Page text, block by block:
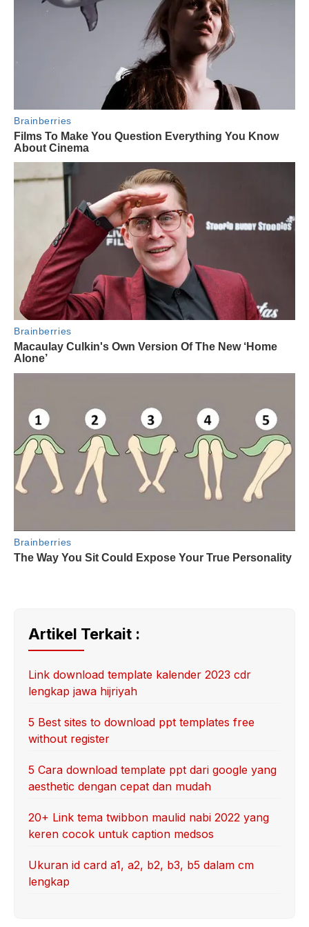
Artikel Terkait :
Link download template kalender 2023 cdr
lengkap jawa hijriyah
5 Best sites to download ppt templates free
without register
5 Cara download template ppt dari google yang
aesthetic dengan cepat dan mudah
20+ Link tema twibbon maulid nabi 2022 yang
keren cocok untuk caption medsos
Ukuran id card a1, a2, b2, b3, b5 dalam cm
lengkap